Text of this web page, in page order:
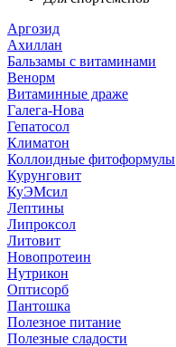
Аргозид
Ахиллан
Бальзамы с витаминами
Венорм
Витаминные драже
Галега-Нова
Гепатосол
Климатон
Коллоидные фитоформулы
Курунговит
КуЭМсил
Лептины
Липроксол
Литовит
Новопротеин
Нутрикон
Оптисорб
Пантошка
Полезное питание
Полезные сладости